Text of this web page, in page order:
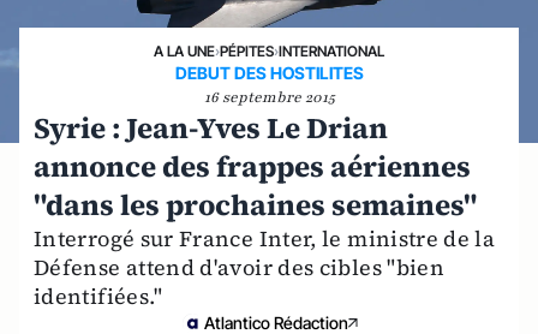
A LA UNE›PÉPITES›INTERNATIONAL
DEBUT DES HOSTILITES
16 septembre 2015
Syrie : Jean-Yves Le Drian
annonce des frappes aériennes
"dans les prochaines semaines"
Interrogé sur France Inter, le ministre de la
Défense attend d'avoir des cibles "bien
identifiées."
Atlantico Rédaction